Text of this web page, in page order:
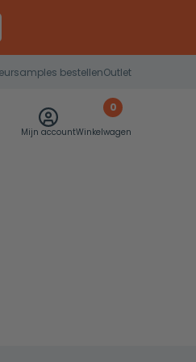
bestellenOutlet
Mijn account
0
Winkelwagen